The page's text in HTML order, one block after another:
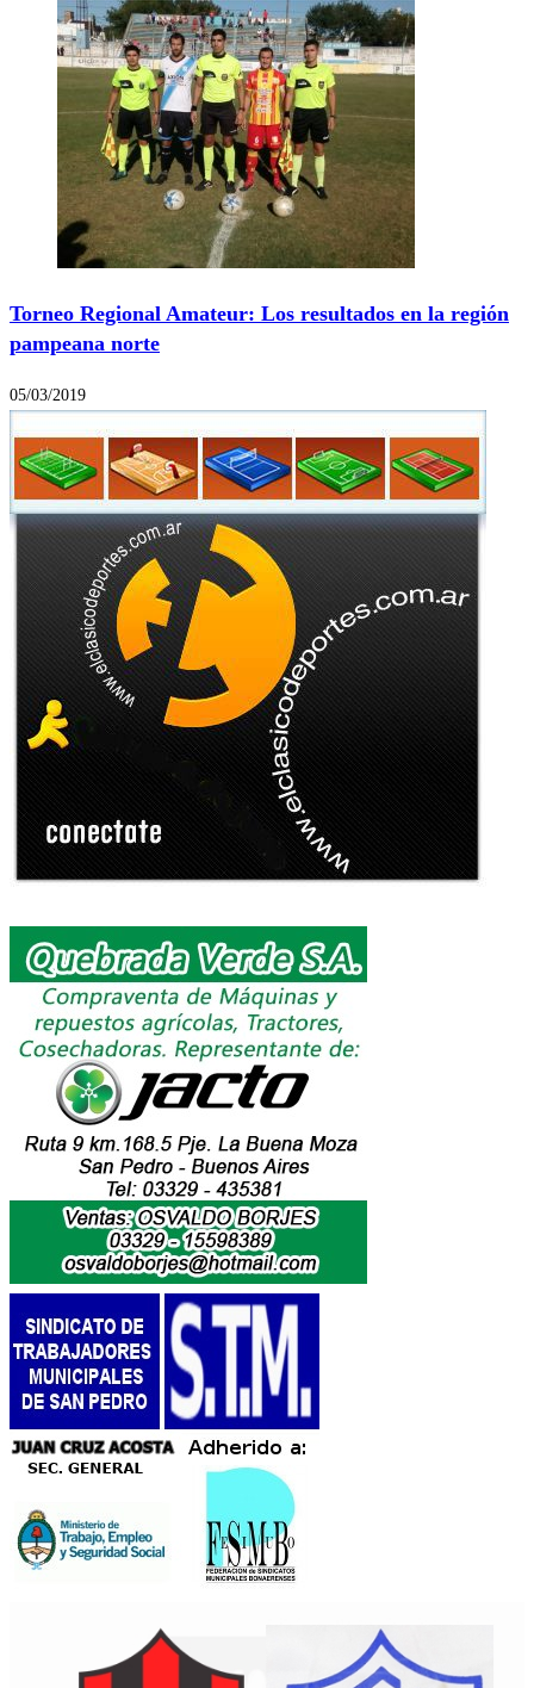
Torneo Regional Amateur: Los resultados en la región
pampeana norte
05/03/2019